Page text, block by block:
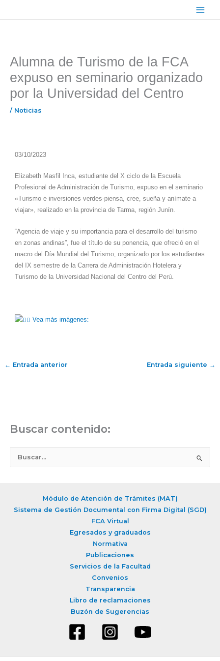
Main
Alumna de Turismo de la FCA
expuso en seminario organizado
por la Universidad del Centro
/ Noticias
03/10/2023
Elizabeth Masfil Inca, estudiante del X ciclo de la Escuela
Profesional de Administración de Turismo, expuso en el seminario
«Turismo e inversiones verdes-piensa, cree, sueña y anímate a
viajar», realizado en la provincia de Tarma, región Junín.
“Agencia de viaje y su importancia para el desarrollo del turismo
en zonas andinas”, fue el título de su ponencia, que ofreció en el
macro del Día Mundial del Turismo, organizado por los estudiantes
del IX semestre de la Carrera de Administración Hotelera y
Turismo de la Universidad Nacional del Centro del Perú.
Vea más imágenes:
← Entrada anterior Entrada siguiente →
Buscar contenido:
Módulo de Atención de Trámites (MAT)
Sistema de Gestión Documental con Firma Digital (SGD)
FCA Virtual
Egresados y graduados
Normativa
Publicaciones
Servicios de la Facultad
Convenios
Transparencia
Libro de reclamaciones
Buzón de Sugerencias